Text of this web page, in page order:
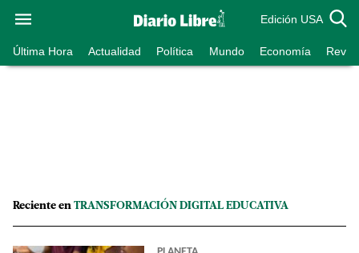
Edición USA
Última Hora Actualidad Política Mundo Economía
Reciente en TRANSFORMACIÓN DIGITAL EDUCATIVA